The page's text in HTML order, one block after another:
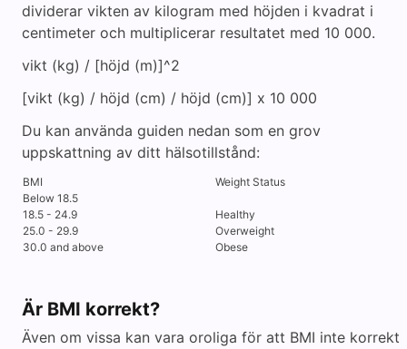
dividerar vikten av kilogram med höjden i kvadrat i
centimeter och multiplicerar resultatet med 10 000.
vikt (kg) / [höjd (m)]^2
[vikt (kg) / höjd (cm) / höjd (cm)] x 10 000
Du kan använda guiden nedan som en grov
uppskattning av ditt hälsotillstånd:
BMI
Weight Status
Below 18.5
18.5 - 24.9
Healthy
25.0 - 29.9
Overweight
30.0 and above
Obese
Är BMI korrekt?
Även om vissa kan vara oroliga för att BMI inte korrekt